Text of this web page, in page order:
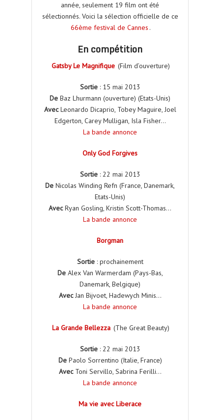
année, seulement 19 film ont été
sélectionnés. Voici la sélection officielle de ce
66ème festival de Cannes .
En compétition
Gatsby Le Magnifique (Film d’ouverture)
Sortie: 15 mai 2013
De Baz Lhurmann (ouverture) (Etats-Unis)
AvecLeonardo Dicaprio, Tobey Maguire, Joel
Edgerton, Carey Mulligan, Isla Fisher…
La bande annonce
Only God Forgives
Sortie: 22 mai 2013
De Nicolas Winding Refn (France, Danemark,
Etats-Unis)
AvecRyan Gosling, Kristin Scott-Thomas…
La bande annonce
Borgman
Sortie: prochainement
DeAlex Van Warmerdam (Pays-Bas,
Danemark, Belgique)
AvecJan Bijvoet, Hadewych Minis…
La bande annonce
La Grande Bellezza (The Great Beauty)
Sortie: 22 mai 2013
DePaolo Sorrentino (Italie, France)
AvecToni Servillo, Sabrina Ferilli…
La bande annonce
Ma vie avec Liberace